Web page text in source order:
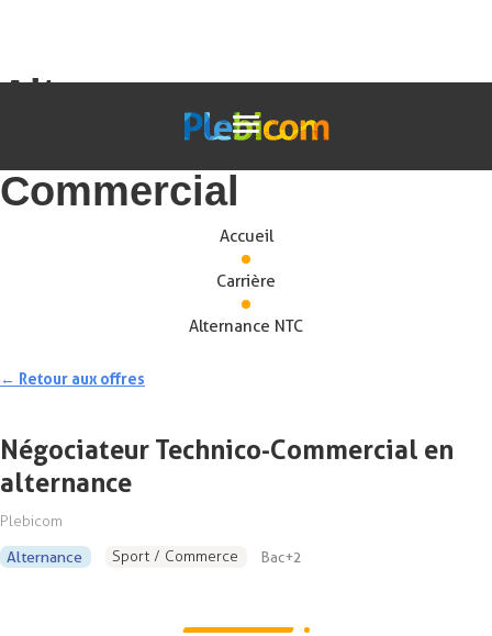
Alternance –
Négociateur Technico-
Commercial
Accueil
Carrière
Alternance NTC
← Retour aux offres
Négociateur Technico-Commercial en
alternance
Plebicom
Alternance Sport / Commerce Bac+2